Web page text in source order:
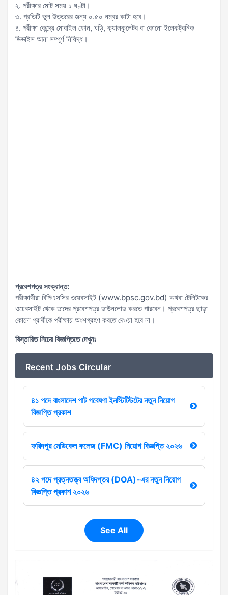
২. পরীক্ষার মোট সময় ১ ঘণ্টা।
৩. প্রতিটি ভুল উত্তরের জন্য ০.৫০ নম্বর কাটা হবে।
৪. পরীক্ষা কেন্দ্রে মোবাইল ফোন, ঘড়ি, ক্যালকুলেটর বা কোনো ইলেকট্রনিক
ডিভাইস আনা সম্পূর্ণ নিষিদ্ধ।
প্রবেশপত্র সংক্রান্ত:
পরীক্ষার্থীরা বিপিএসসির ওয়েবসাইট (www.bpsc.gov.bd) অথবা টেলিটকের
ওয়েবসাইট থেকে তাদের প্রবেশপত্র ডাউনলোড করতে পারবেন। প্রবেশপত্র ছাড়া
কোনো প্রার্থীকে পরীক্ষায় অংশগ্রহণ করতে দেওয়া হবে না।
বিস্তারিত নিচের বিজ্ঞপ্তিতে দেখুনঃ
Recent Jobs Circular
৪১ পদে বাংলাদেশ পাট গবেষণা ইনস্টিটিউটের নতুন নিয়োগ
বিজ্ঞপ্তি প্রকাশ
ফরিদপুর মেডিকেল কলেজ (FMC) নিয়োগ বিজ্ঞপ্তি ২০২৬
৪২ পদে প্রত্নতত্ত্ব অধিদপ্তর (DOA)-এর নতুন নিয়োগ
বিজ্ঞপ্তি প্রকাশ ২০২৬
See All